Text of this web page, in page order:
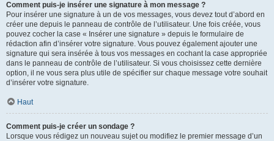
Comment puis-je insérer une signature à mon message ?
Pour insérer une signature à un de vos messages, vous devez tout d’abord en
créer une depuis le panneau de contrôle de l’utilisateur. Une fois créée, vous
pouvez cocher la case « Insérer une signature » depuis le formulaire de
rédaction afin d’insérer votre signature. Vous pouvez également ajouter une
signature qui sera insérée à tous vos messages en cochant la case appropriée
dans le panneau de contrôle de l’utilisateur. Si vous choisissez cette dernière
option, il ne vous sera plus utile de spécifier sur chaque message votre souhait
d’insérer votre signature.
Haut
Comment puis-je créer un sondage ?
Lorsque vous rédigez un nouveau sujet ou modifiez le premier message d’un